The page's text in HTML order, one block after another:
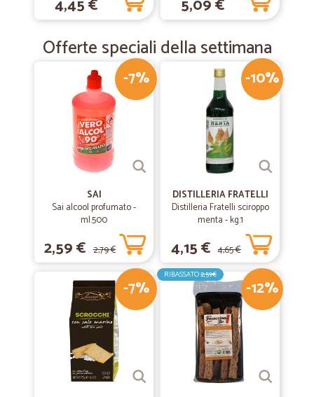
4,45 € 5,09 €
Offerte speciali della settimana
-7%
SAI
Sai alcool profumato -
ml.500
2,59 € 2,79 €
-10%
DISTILLERIA FRATELLI
Distilleria Fratelli sciroppo
menta - kg.1
4,15 € 4,65 €
-7% -12%
RIBASSATO2,59€